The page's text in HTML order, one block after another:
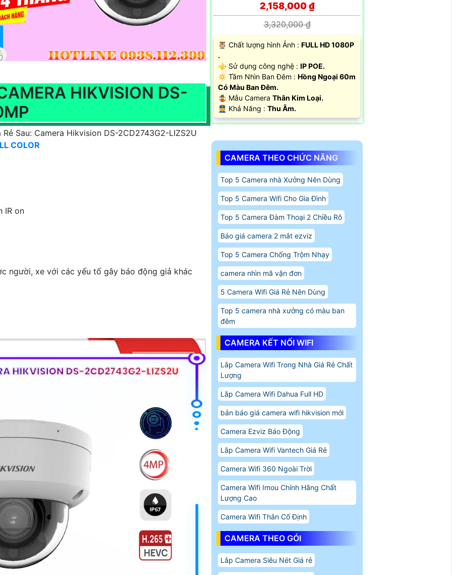
HIKVISION DS-
Sau: Camera Hikvision DS-2CD2743G2-LIZS2U
COLOR
IR on
người, xe với các yếu tố gây báo động giả khác
2,158,000 ₫
3,320,000 ₫
🦉 Chất lượng hình Ảnh : FULL HD 1080P
.
⚜️ Sử dụng công nghệ : IP POE.
🔅 Tầm Nhìn Ban Đêm : Hồng Ngoại 60m
Có Màu Ban Đêm.
🤹 Mẫu Camera Thân Kim Loại.
️👮 Khả Năng : Thu Âm.
CAMERA THEO CHỨC NĂNG
Top 5 Camera nhà Xưởng Nên Dùng
Top 5 Camera Wifi Cho Gia Đình
Top 5 Camera Đàm Thoại 2 Chiều Rõ
Báo giá camera 2 mắt ezviz
Top 5 Camera Chống Trộm Nhạy
camera nhìn mã vận đơn
5 Camera Wifi Giá Rẻ Nên Dùng
Top 5 camera nhà xưởng có màu ban
đêm
CAMERA KẾT NỐI WIFI
Lắp Camera Wifi Trong Nhà Giá Rẻ Chất
Lượng
Lắp Camera Wifi Dahua Full HD
bản báo giá camera wifi hikvision mới
Camera Ezviz Báo Động
Lắp Camera Wifi Vantech Giá Rẻ
Camera Wifi 360 Ngoài Trời
Camera Wifi Imou Chính Hãng Chất
Lượng Cao
Camera Wifi Thân Cố Định
CAMERA THEO GÓI
Lắp Camera Siêu Nét Giá rẻ